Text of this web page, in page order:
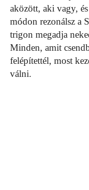
aközött, aki vagy,
módon rezonálsz a
trigon megadja
Minden, amit
felépítettél, most
válni.